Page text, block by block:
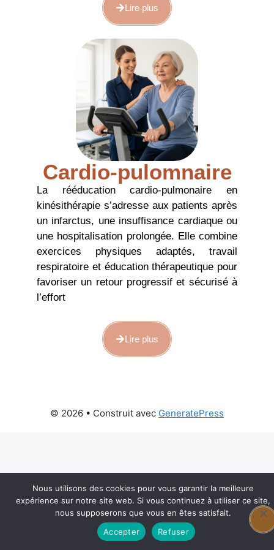
Prendre rendez-vous en ligne
Lire plus
Cardio-pulomnaire
La rééducation cardio-pulmonaire en
kinésithérapie s’adresse aux patients après
un infarctus, une insuffisance cardiaque ou
une hospitalisation prolongée. Elle combine
exercices physiques adaptés, travail
respiratoire et éducation thérapeutique pour
favoriser un retour progressif et sécurisé à
l’effort
Lire plus
© 2026 • Construit avec GeneratePress
Prendre rendez-vous en ligne
Nous utilisons des cookies pour vous garantir la meilleure
expérience sur notre site web. Si vous continuez à utiliser ce site,
nous supposerons que vous en êtes satisfait.
Accepter
Refuser